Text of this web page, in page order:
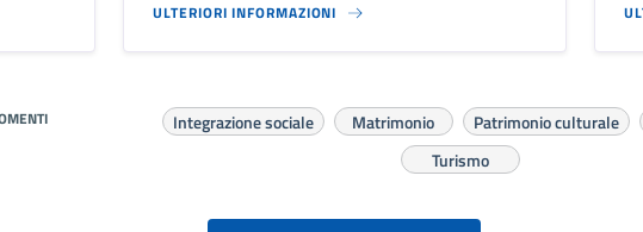
ULTERIORI INFORMAZIONI
Integrazione sociale Matrimonio Patrimonio culturale
Turismo